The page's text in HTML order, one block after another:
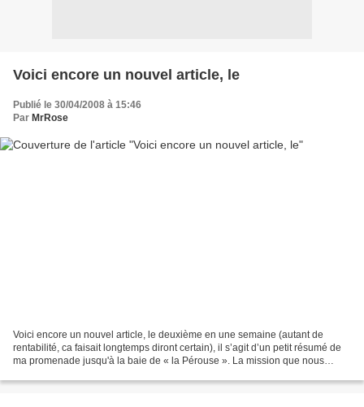
Voici encore un nouvel article, le
Publié le 30/04/2008 à 15:46
Par MrRose
Voici encore un nouvel article, le deuxième en une semaine (autant de
rentabilité, ca faisait longtemps diront certain), il s’agit d’un petit résumé de
ma promenade jusqu'à la baie de « la Pérouse ». La mission que nous